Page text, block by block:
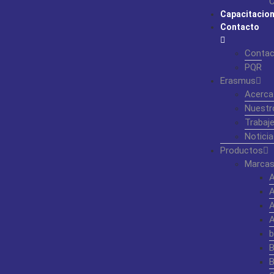
Contacto
PQR
Erasmus
Productos